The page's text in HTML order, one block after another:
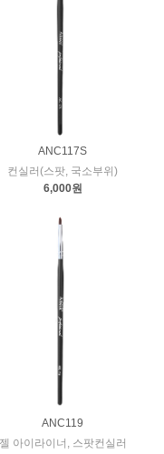
ANC117S
컨실러(스팟, 국소부위)
6,000원
ANC119
젤 아이라이너, 스팟컨실러